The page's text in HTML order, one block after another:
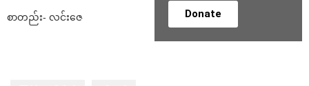
စာတည်း- လင်းဇေ Donate